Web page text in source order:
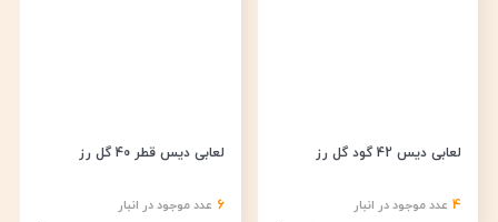
4 عدد موجود در انبار
لعابی دیس 42 گود گل رز
6 عدد موجود در انبار
لعابی دیس قطر 40 گل رز